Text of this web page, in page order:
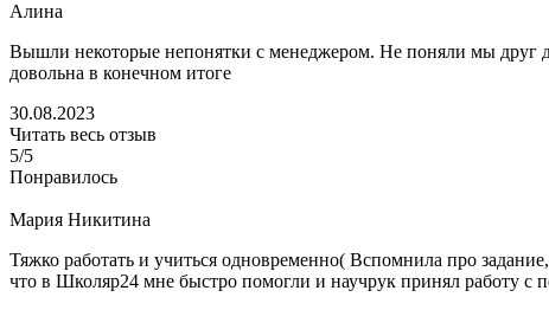
Алина
Вышли некоторые непонятки с менеджером. Не поняли мы друг
довольна в конечном итоге
30.08.2023
Читать весь отзыв
5/5
Понравилось
Мария Никитина
Тяжко работать и учиться одновременно( Вспомнила про
что в Школяр24 мне быстро помогли и научрук принял работу с